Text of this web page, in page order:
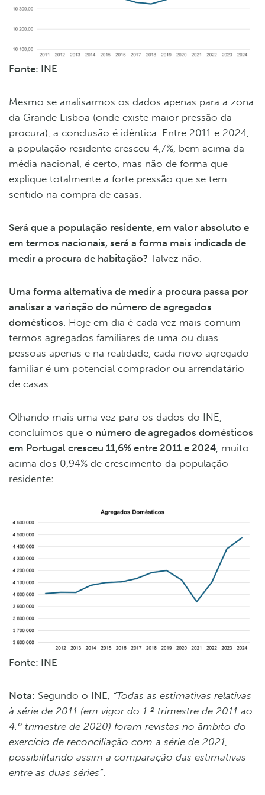
Fonte: INE
Mesmo se analisarmos os dados apenas para a zona
da Grande Lisboa (onde existe maior pressão da
procura), a conclusão é idêntica. Entre 2011 e 2024,
a população residente cresceu 4,7%, bem acima da
média nacional, é certo, mas não de forma que
explique totalmente a forte pressão que se tem
sentido na compra de casas.
Será que a população residente, em valor absoluto e
em termos nacionais, será a forma mais indicada de
medir a procura de habitação? Talvez não.
Uma forma alternativa de medir a procura passa por
analisar a variação do número de agregados
domésticos . Hoje em dia é cada vez mais comum
termos agregados familiares de uma ou duas
pessoas apenas e na realidade, cada novo agregado
familiar é um potencial comprador ou arrendatário
de casas.
Olhando mais uma vez para os dados do INE,
concluímos que o número de agregados domésticos
em Portugal cresceu 11,6% entre 2011 e 2024 , muito
acima dos 0,94% de crescimento da população
residente:
Fonte: INE
Nota: Segundo o INE, “Todas as estimativas relativas
à série de 2011 (em vigor do 1.º trimestre de 2011 ao
4.º trimestre de 2020) foram revistas no âmbito do
exercício de reconciliação com a série de 2021,
possibilitando assim a comparação das estimativas
entre as duas séries”.